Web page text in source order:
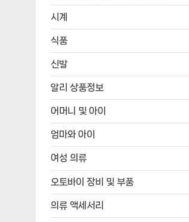
시계
식품
신발
알리 상품정보
어머니 및 아이
엄마와 아이
여성 의류
오토바이 장비 및 부품
의류 액세서리